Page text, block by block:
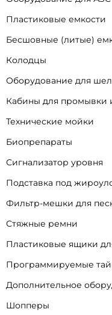
Пластиковые емкости
Бесшовные (литые)
Колодцы
Оборудование для
Кабины для промывки
Технические мойки
Биопрепараты
Сигнализатор уровня
Подставка под
Фильтр-мешки для
Стяжные ремни
Пластиковые ящики
Программируемые
Дополнительное
Шопперы